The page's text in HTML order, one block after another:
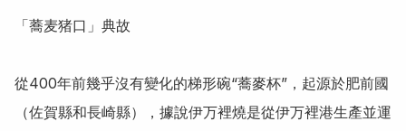
「蕎麦猪口」典故
從400年前幾乎沒有變化的梯形碗“蕎麥杯”，起源於肥前國
（佐賀縣和長崎縣），據說伊万裡燒是從伊万裡港生產並運